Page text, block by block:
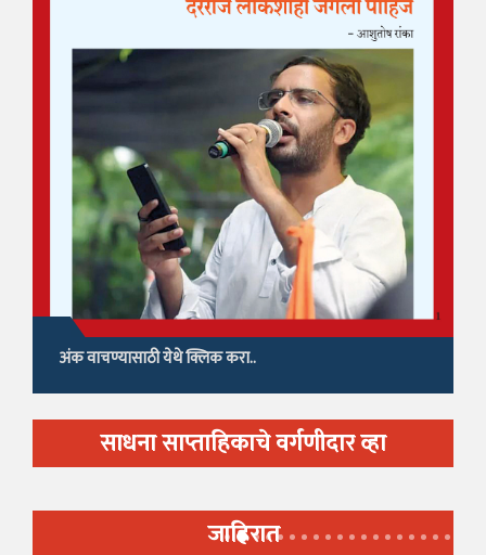
अंक वाचण्यासाठी येथे क्लिक करा..
साधना साप्ताहिकाचे वर्गणीदार व्हा
जाहिरात